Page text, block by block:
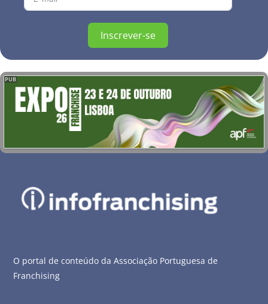
Inscrever-se
PUB
O portal de conteúdo da Associação Portuguesa de
Franchising